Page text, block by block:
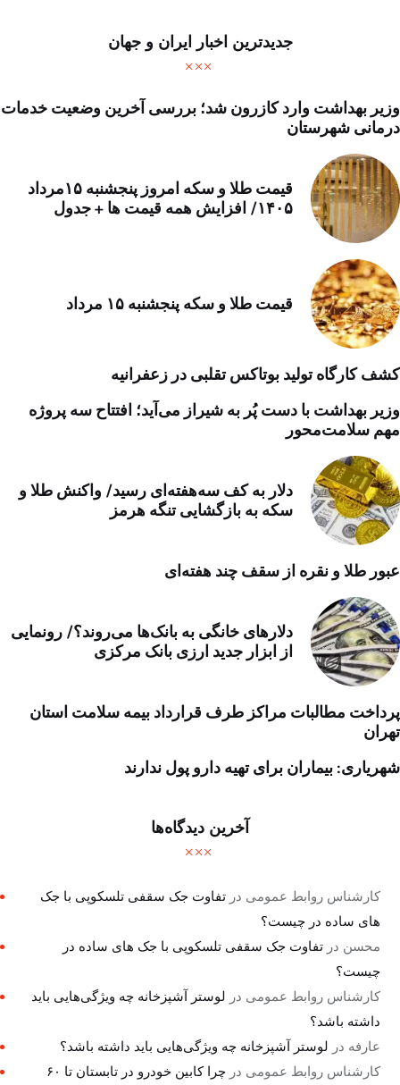
جدیدترین اخبار ایران و جهان
وزیر بهداشت وارد کازرون شد؛ بررسی آخرین وضعیت خدمات
درمانی شهرستان
قیمت طلا و سکه امروز پنجشنبه ۱۵مرداد
۱۴۰۵/ افزایش همه قیمت ها + جدول
قیمت طلا و سکه پنجشنبه ۱۵ مرداد
کشف کارگاه تولید بوتاکس تقلبی در زعفرانیه
وزیر بهداشت با دست پُر به شیراز می‌آید؛ افتتاح سه پروژه
مهم سلامت‌محور
دلار به کف سه‌هفته‌ای رسید/ واکنش طلا و
سکه به بازگشایی تنگه هرمز
عبور طلا و نقره از سقف چند هفته‌ای
دلارهای خانگی به بانک‌ها می‌روند؟/ رونمایی
از ابزار جدید ارزی بانک مرکزی
پرداخت مطالبات مراکز طرف قرارداد بیمه سلامت استان
تهران
شهریاری: بیماران برای تهیه دارو پول ندارند
آخرین دیدگاه‌ها
کارشناس روابط عمومی درتفاوت جک سقفی تلسکوپی با جک
های ساده در چیست؟
محسن درتفاوت جک سقفی تلسکوپی با جک های ساده در
چیست؟
کارشناس روابط عمومی در لوستر آشپزخانه چه ویژگی‌هایی باید
داشته باشد؟
عارفه در لوستر آشپزخانه چه ویژگی‌هایی باید داشته باشد؟
کارشناس روابط عمومی در چرا کابین خودرو در تابستان تا ۶۰